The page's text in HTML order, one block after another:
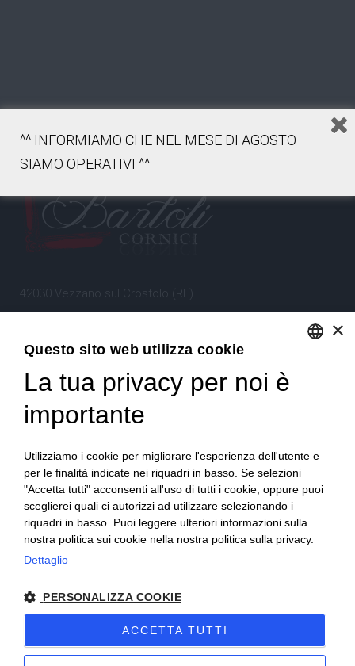
42030 Vezzano sul Crostolo (RE)
Tel.
Stefano Bartoli – P.Iva00764300356
Home Progetto News
Archivio/Portfolio
Contatti
Sitemap
2024 Corniciefotodautore ·Condizioni di vendita
Privacy·Sitemap
^^ INFORMIAMO CHE NEL MESE DI AGOSTO
SIAMO OPERATIVI ^^
×
Questo sito web utilizza cookie
La tua privacy per noi è
importante
Utilizziamo i cookie per migliorare l'esperienza dell'utente e
per le finalità indicate nei riquadri in basso. Se selezioni
"Accetta tutti" acconsenti all'uso di tutti i cookie, oppure puoi
sceglierei quali ci autorizzi ad utilizzare selezionando i
riquadri in basso. Puoi leggere ulteriori informazioni sulla
nostra politica sui cookie nella nostra politica sulla privacy.
Dettaglio
PERSONALIZZA COOKIE
ACCETTA TUTTI